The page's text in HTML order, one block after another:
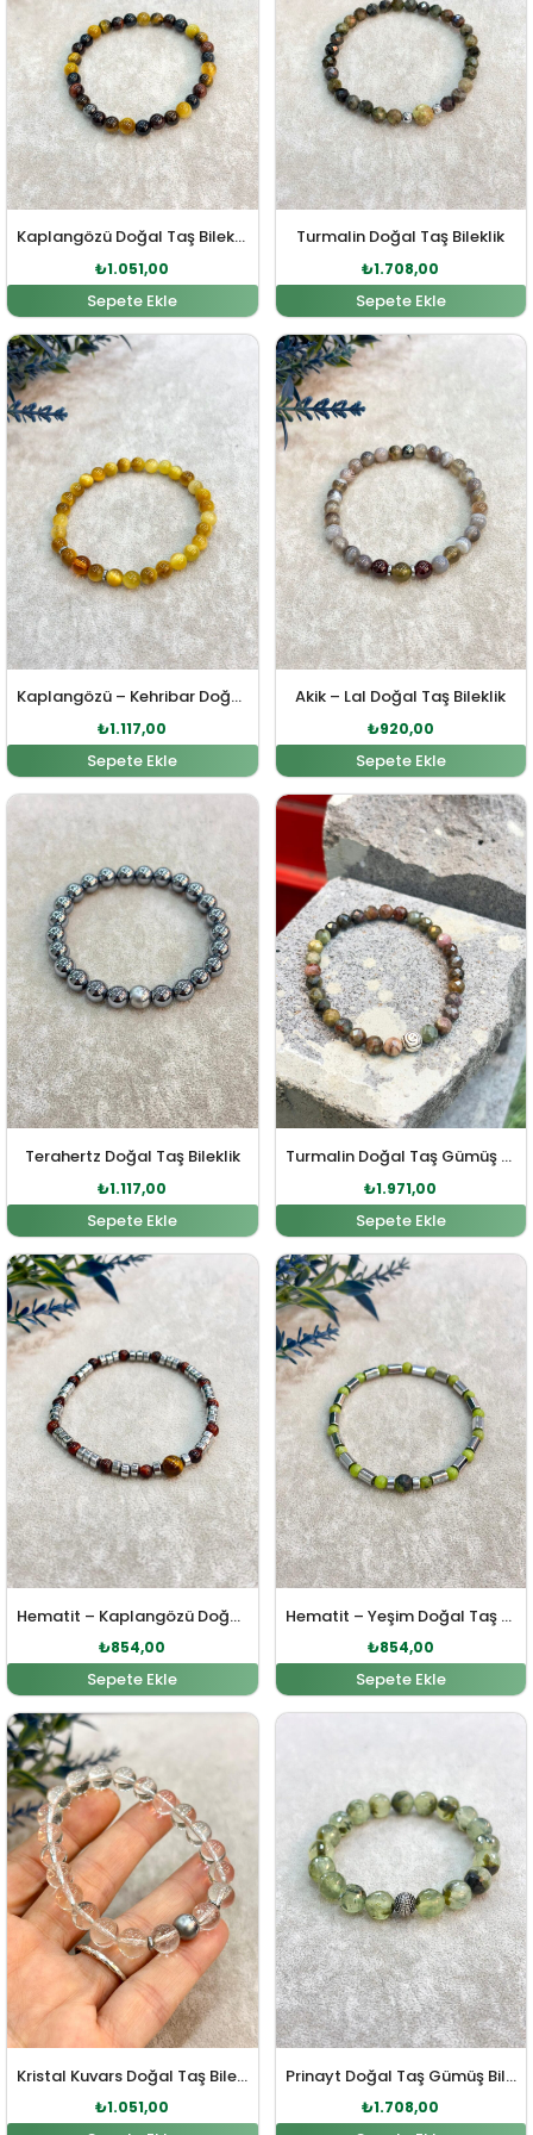
Kaplangözü Doğal Taş Bileklik
₺1.051,00
Sepete Ekle
Turmalin Doğal Taş Bileklik
₺1.708,00
Sepete Ekle
Kaplangözü – Kehribar Doğal Taş Bileklik
Orijinal fiyat: ₺1.229,00.
₺1.117,00
Şu andaki fiyat: ₺1.117,00.
Sepete Ekle
Akik – Lal Doğal Taş Bileklik
Orijinal fiyat:
₺920,00
Şu andaki
Sepete Ekle
Terahertz Doğal Taş Bileklik
Orijinal fiyat: ₺1.229,00.
₺1.117,00
Şu andaki fiyat: ₺1.117,00.
Sepete Ekle
Turmalin Doğal Taş Gümüş Bileklik
Orijinal fiyat:
₺1.971,00
Şu andaki
Sepete Ekle
Hematit – Kaplangözü Doğal Taş Bileklik
Orijinal fiyat: ₺940,00.
₺854,00
Şu andaki fiyat: ₺854,00.
Sepete Ekle
Hematit – Yeşim Doğal Taş Bileklik
Orijinal fiyat:
₺854,00
Şu andaki
Sepete Ekle
Kristal Kuvars Doğal Taş Bileklik
Orijinal fiyat: ₺1.156,00.
₺1.051,00
Şu andaki fiyat: ₺1.051,00.
Prinayt Doğal Taş Gümüş Bileklik
Orijinal fiyat:
₺1.708,00
Şu andaki